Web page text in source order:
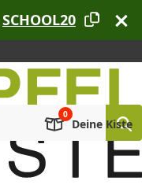
SCHOOL20
Deine Kiste